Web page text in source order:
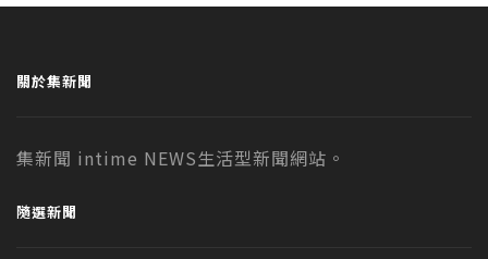
關於集新聞
集新聞 intime NEWS生活型新聞網站。
隨選新聞